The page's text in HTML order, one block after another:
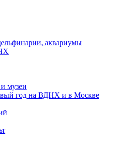
аквариумы
музеи
год на ВДНХ и в Москве